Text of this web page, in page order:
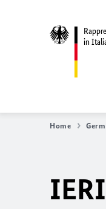
in
Home